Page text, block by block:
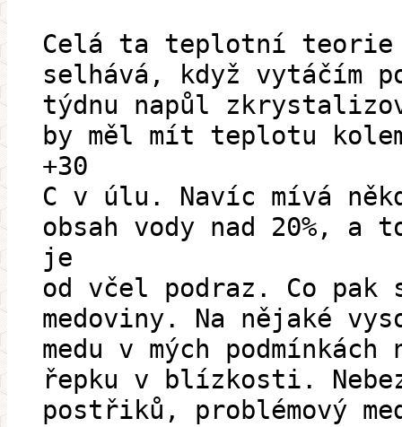
Celá ta teplotní teorie
selhává, když vytáčím
týdnu napůl
by měl mít teplotu
+30
C v úlu. Navíc mívá
obsah vody nad 20%, a
je
od včel podraz. Co
medoviny. Na nějaké
medu v mých
řepku v blízkosti.
postřiků, problémový